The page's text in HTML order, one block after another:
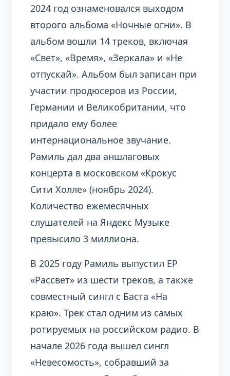
2024 год ознаменовался выходом
второго альбома «Ночные огни». В
альбом вошли 14 треков, включая
«Свет», «Время», «Зеркала» и «Не
отпускай». Альбом был записан при
участии продюсеров из России,
Германии и Великобритании, что
придало ему более
интернациональное звучание.
Рамиль дал два аншлаговых
концерта в московском «Крокус
Сити Холле» (ноябрь 2024).
Количество ежемесячных
слушателей на Яндекс Музыке
превысило 3 миллиона.
В 2025 году Рамиль выпустил EP
«Рассвет» из шести треков, а также
совместный сингл с Баста «На
краю». Трек стал одним из самых
ротируемых на российском радио. В
начале 2026 года вышел сингл
«Невесомость», собравший за